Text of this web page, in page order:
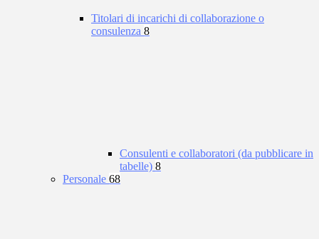
Titolari di incarichi di collaborazione o
consulenza 8
Consulenti e collaboratori (da pubblicare in
tabelle) 8
Personale 68